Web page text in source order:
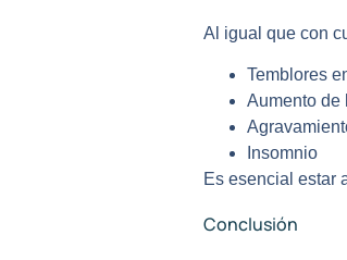
Al igual que con
Temblores
Aumento de
Insomnio
Es esencial estar
Conclusión